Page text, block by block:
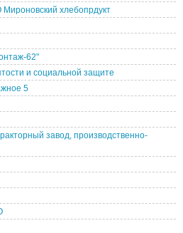
хлебопрдукт
62"
и социальной защите
5
завод, производственно-